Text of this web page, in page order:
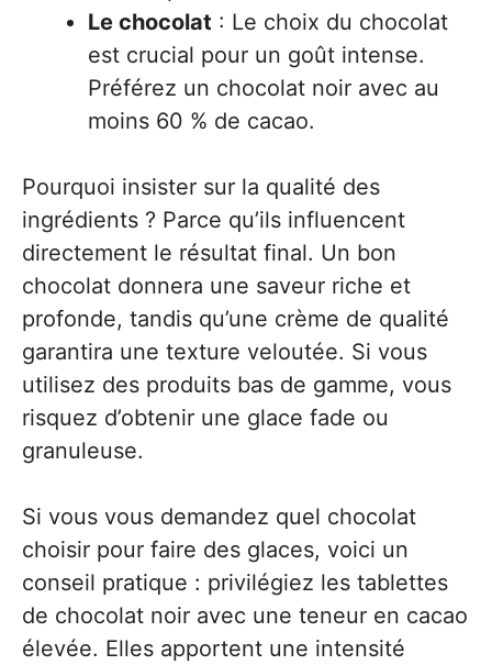
Le chocolat : Le choix du chocolat
est crucial pour un goût intense.
Préférez un chocolat noir avec au
moins 60 % de cacao.
Pourquoi insister sur la qualité des
ingrédients ? Parce qu’ils influencent
directement le résultat final. Un bon
chocolat donnera une saveur riche et
profonde, tandis qu’une crème de qualité
garantira une texture veloutée. Si vous
utilisez des produits bas de gamme, vous
risquez d’obtenir une glace fade ou
granuleuse.
Si vous vous demandez quel chocolat
choisir pour faire des glaces, voici un
conseil pratique : privilégiez les tablettes
de chocolat noir avec une teneur en cacao
élevée. Elles apportent une intensité